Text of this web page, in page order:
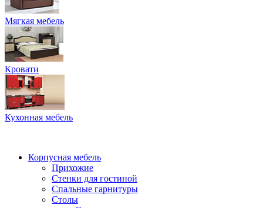
Мягкая мебель
Кровати
Кухонная мебель
Корпусная мебель
Прихожие
Стенки для гостиной
Спальные гарнитуры
Столы